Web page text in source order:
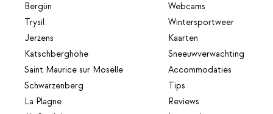
Bergün
Trysil
Jerzens
Katschberghöhe
Saint Maurice sur Moselle
Schwarzenberg
La Plagne
Webcams
Wintersportweer
Kaarten
Sneeuwverwachting
Accommodaties
Tips
Reviews